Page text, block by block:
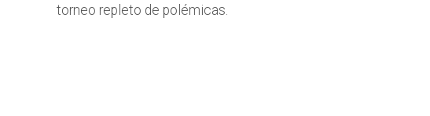
torneo repleto de polémicas.